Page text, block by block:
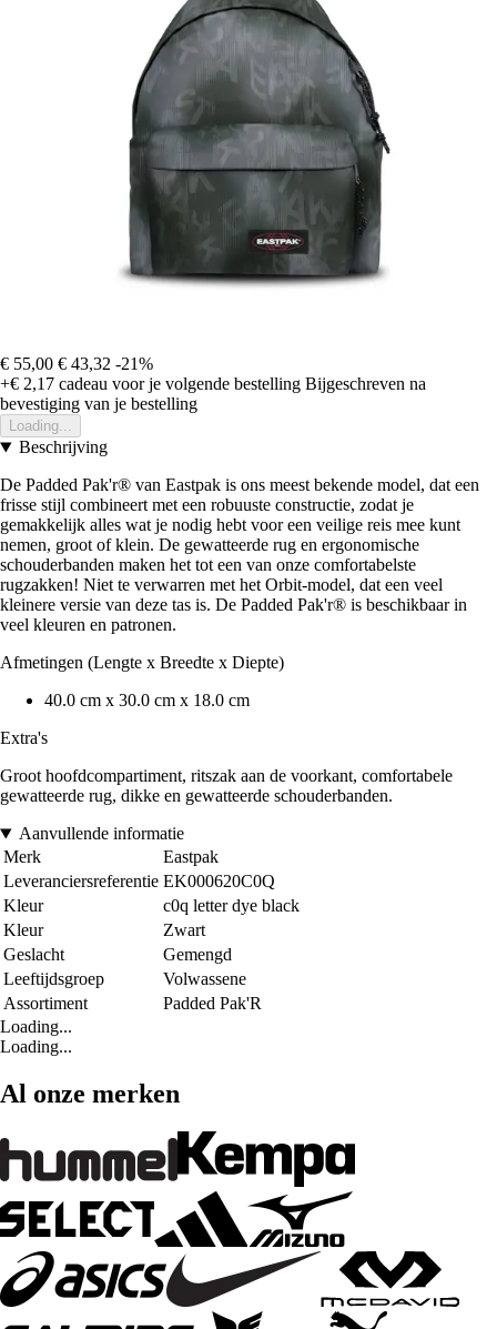
€ 55,00 € 43,32 -21%
+€ 2,17 cadeau voor je volgende bestelling Bijgeschreven na
bevestiging van je bestelling
Loading...
Beschrijving
De Padded Pak'r® van Eastpak is ons meest bekende model, dat een
frisse stijl combineert met een robuuste constructie, zodat je
gemakkelijk alles wat je nodig hebt voor een veilige reis mee kunt
nemen, groot of klein. De gewatteerde rug en ergonomische
schouderbanden maken het tot een van onze comfortabelste
rugzakken! Niet te verwarren met het Orbit-model, dat een veel
kleinere versie van deze tas is. De Padded Pak'r® is beschikbaar in
veel kleuren en patronen.
Afmetingen (Lengte x Breedte x Diepte)
40.0 cm x 30.0 cm x 18.0 cm
Extra's
Groot hoofdcompartiment, ritszak aan de voorkant, comfortabele
gewatteerde rug, dikke en gewatteerde schouderbanden.
Aanvullende informatie
Merk
Eastpak
Leveranciersreferentie EK000620C0Q
Kleur
c0q letter dye black
Kleur
Zwart
Geslacht
Gemengd
Leeftijdsgroep
Volwassene
Assortiment
Padded Pak'R
Loading...
Loading...
Al onze merken